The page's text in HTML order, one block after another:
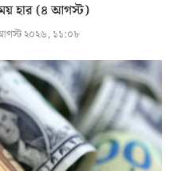
হার (৪ আগস্ট)
২০২৬, ১১:০৮